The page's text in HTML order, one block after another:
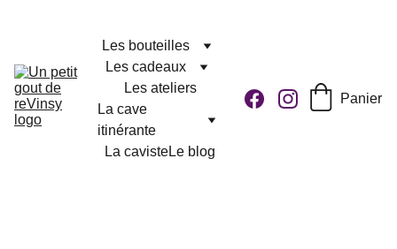
Les bouteilles
Les cadeaux
Les ateliers
La cave
itinérante
La cavisteLe blog
Panier